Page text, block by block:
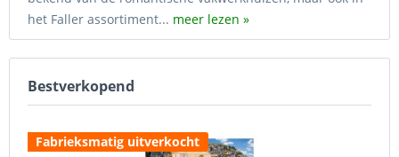
het Faller assortiment... meer lezen »
Bestverkopend
Fabrieksmatig uitverkocht